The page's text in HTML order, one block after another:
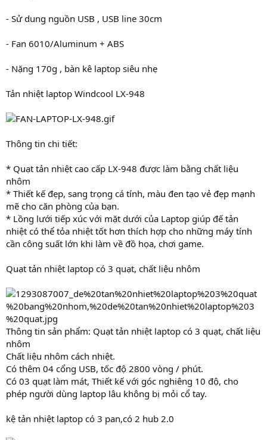
- Sử dung nguồn USB , USB line 30cm
- Fan 6010/Aluminum + ABS
- Nặng 170g , bàn kê laptop siêu nhẹ
Tản nhiệt laptop Windcool LX-948
Thông tin chi tiết:
* Quạt tản nhiệt cao cấp LX-948 được làm bằng chất liệu
nhôm
* Thiết kế đẹp, sang trọng cá tính, màu đen tạo vẻ đẹp mạnh
mẽ cho căn phòng của bạn.
* Lồng lưới tiếp xúc với mặt dưới của Laptop giúp đế tản
nhiệt có thể tỏa nhiệt tốt hơn thích hợp cho những máy tính
cần công suất lớn khi làm về đồ họa, chơi game.
Quạt tản nhiệt laptop có 3 quạt, chất liệu nhôm
Thông tin sản phẩm: Quạt tản nhiệt laptop có 3 quạt, chất liệu
nhôm
Chất liệu nhôm cách nhiệt.
Có thêm 04 cổng USB, tốc độ 2800 vòng / phút.
Có 03 quạt làm mát, Thiết kế với góc nghiêng 10 độ, cho
phép người dùng laptop lâu không bị mỏi cổ tay.
kệ tản nhiệt laptop có 3 pan,có 2 hub 2.0